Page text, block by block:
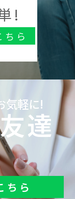
!
ら
気軽に!
達
ちら